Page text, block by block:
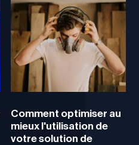
Comment optimiser au
mieux l'utilisation de
votre solution de